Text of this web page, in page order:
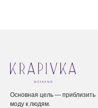
Основная цель — приблизить
моду к людям.